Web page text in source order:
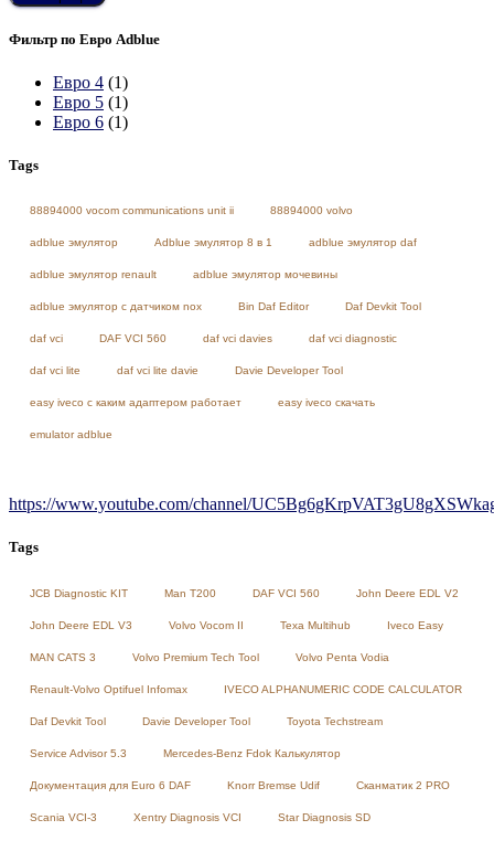
Фильтр по Евро Adblue
Евро 4 (1)
Евро 5 (1)
Евро 6 (1)
Tags
88894000 vocom communications unit ii 88894000 volvo
adblue эмулятор Adblue эмулятор 8 в 1 adblue эмулятор daf
adblue эмулятор renault adblue эмулятор мочевины
adblue эмулятор с датчиком nox Bin Daf Editor Daf Devkit Tool
daf vci DAF VCI 560 daf vci davies daf vci diagnostic
daf vci lite daf vci lite davie Davie Developer Tool
easy iveco с каким адаптером работает easy iveco скачать
emulator adblue
https://www.youtube.com/channel/
Tags
JCB Diagnostic KIT Man T200 DAF VCI 560 John Deere EDL V2
John Deere EDL V3 Volvo Vocom II Texa Multihub Iveco Easy
MAN CATS 3 Volvo Premium Tech Tool Volvo Penta Vodia
Renault-Volvo Optifuel Infomax IVECO ALPHANUMERIC CODE CALCULATOR
Daf Devkit Tool Davie Developer Tool Toyota Techstream
Service Advisor 5.3 Mercedes-Benz Fdok Калькулятор
Документация для Euro 6 DAF Knorr Bremse Udif Сканматик 2 PRO
Scania VCI-3 Xentry Diagnosis VCI Star Diagnosis SD